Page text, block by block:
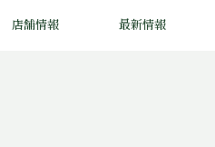
店舗情報 最新情報